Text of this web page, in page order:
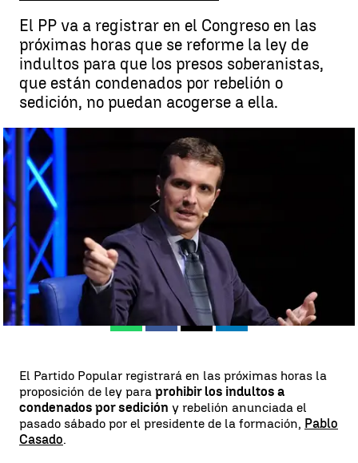
El PP va a registrar en el Congreso en las
próximas horas que se reforme la ley de
indultos para que los presos soberanistas,
que están condenados por rebelión o
sedición, no puedan acogerse a ella.
El PP propondrá que se reforme la ley de indultos para que no se
aplique a condenados por rebelión o sedición |
Antena 3 Noticias Madrid
Publicado:24 de septiembre de 2018, 15:34
WhatsappFacebook
X Linkedin
El Partido Popular registrará en las próximas horas la
proposición de ley para prohibir los indultos a
condenados por sedición y rebelión anunciada el
pasado sábado por el presidente de la formación, Pablo
Casado.